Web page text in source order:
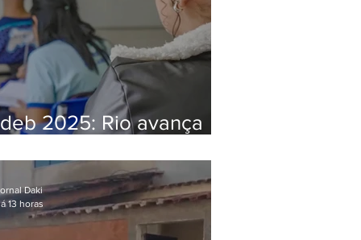
2025: Rio avança
da média nacional
Daki
13 horas